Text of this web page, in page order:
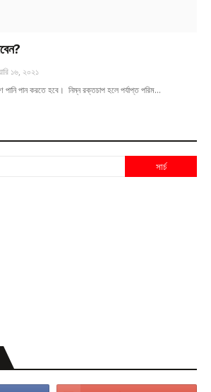
১৬, ২০২১
পানি পান করতে হবে। নিম্ন রক্তচাপ হলে পর্যাপ্ত পরিম…